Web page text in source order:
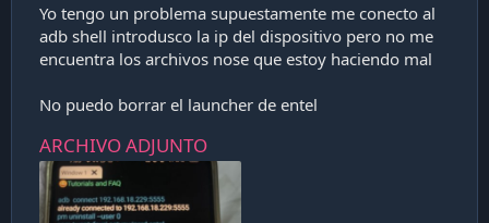
Yo tengo un problema supuestamente me conecto al
adb shell introdusco la ip del dispositivo pero no me
encuentra los archivos nose que estoy haciendo mal
No puedo borrar el launcher de entel
ARCHIVO ADJUNTO